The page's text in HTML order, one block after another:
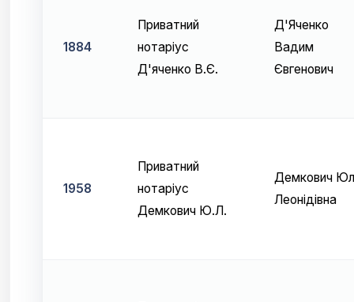
1884
Приватний
нотаріус
Д'яченко В.Є.
Д'Яченко
Вадим
Євгенович
1958
Приватний
нотаріус
Демкович Ю.Л.
Демкович
Леонідівна